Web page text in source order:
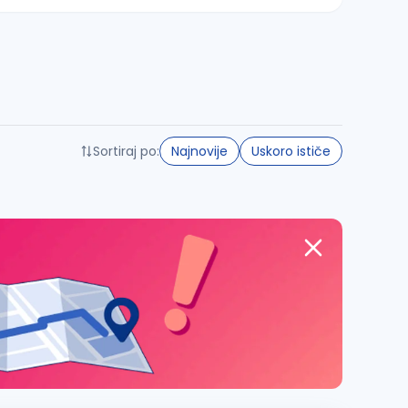
Sortiraj po: Najnovije Uskoro ističe